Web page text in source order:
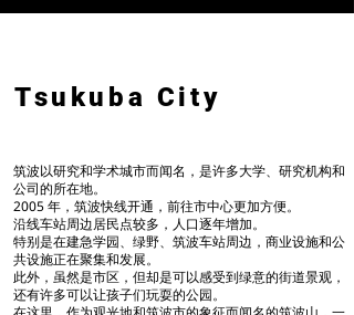
Tsukuba City
筑波以研究和学术城市而闻名，是许多大学、研究机构和
公司的所在地。
2005 年，筑波快线开通，前往市中心更加方便。
沿线车站周边居民点较多，人口逐年增加。
特别是在建急学园、绿野、筑波车站周边，商业设施和公
共设施正在聚集和发展。
此外，虽然是市区，但却是可以感受到绿意的街道景观，
还有许多可以让孩子们玩耍的公园。